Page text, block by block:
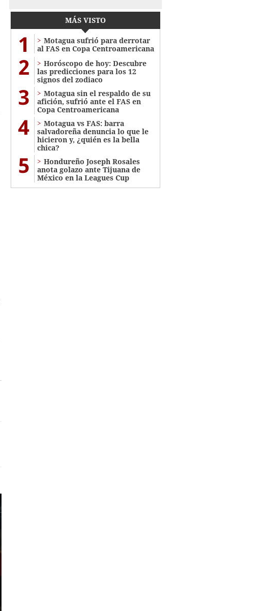
MÁS VISTO
1
Motagua sufrió para derrotar
al FAS en Copa Centroamericana
2
Horóscopo de hoy: Descubre
las predicciones para los 12
signos del zodiaco
3
Motagua sin el respaldo de su
afición, sufrió ante el FAS en
Copa Centroamericana
4
Motagua vs FAS: barra
salvadoreña denuncia lo que le
hicieron y, ¿quién es la bella
chica?
5
Hondureño Joseph Rosales
anota golazo ante Tijuana de
México en la Leagues Cup